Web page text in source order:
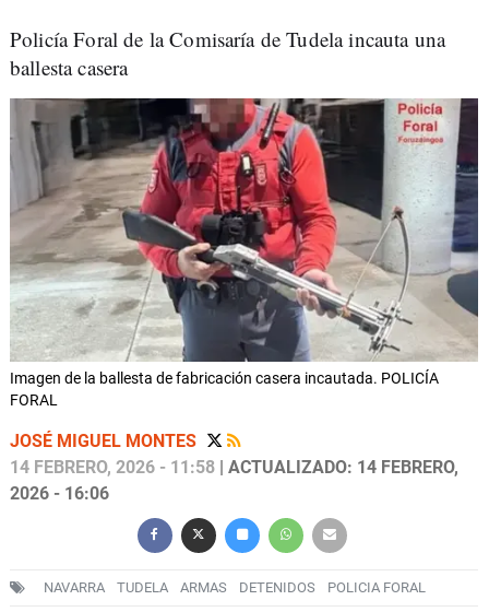
Policía Foral de la Comisaría de Tudela incauta una
ballesta casera
Imagen de la ballesta de fabricación casera incautada. POLICÍA
FORAL
JOSÉ MIGUEL MONTES
14 FEBRERO, 2026 - 11:58 | ACTUALIZADO: 14 FEBRERO,
2026 - 16:06
NAVARRA TUDELA ARMAS DETENIDOS POLICIA FORAL